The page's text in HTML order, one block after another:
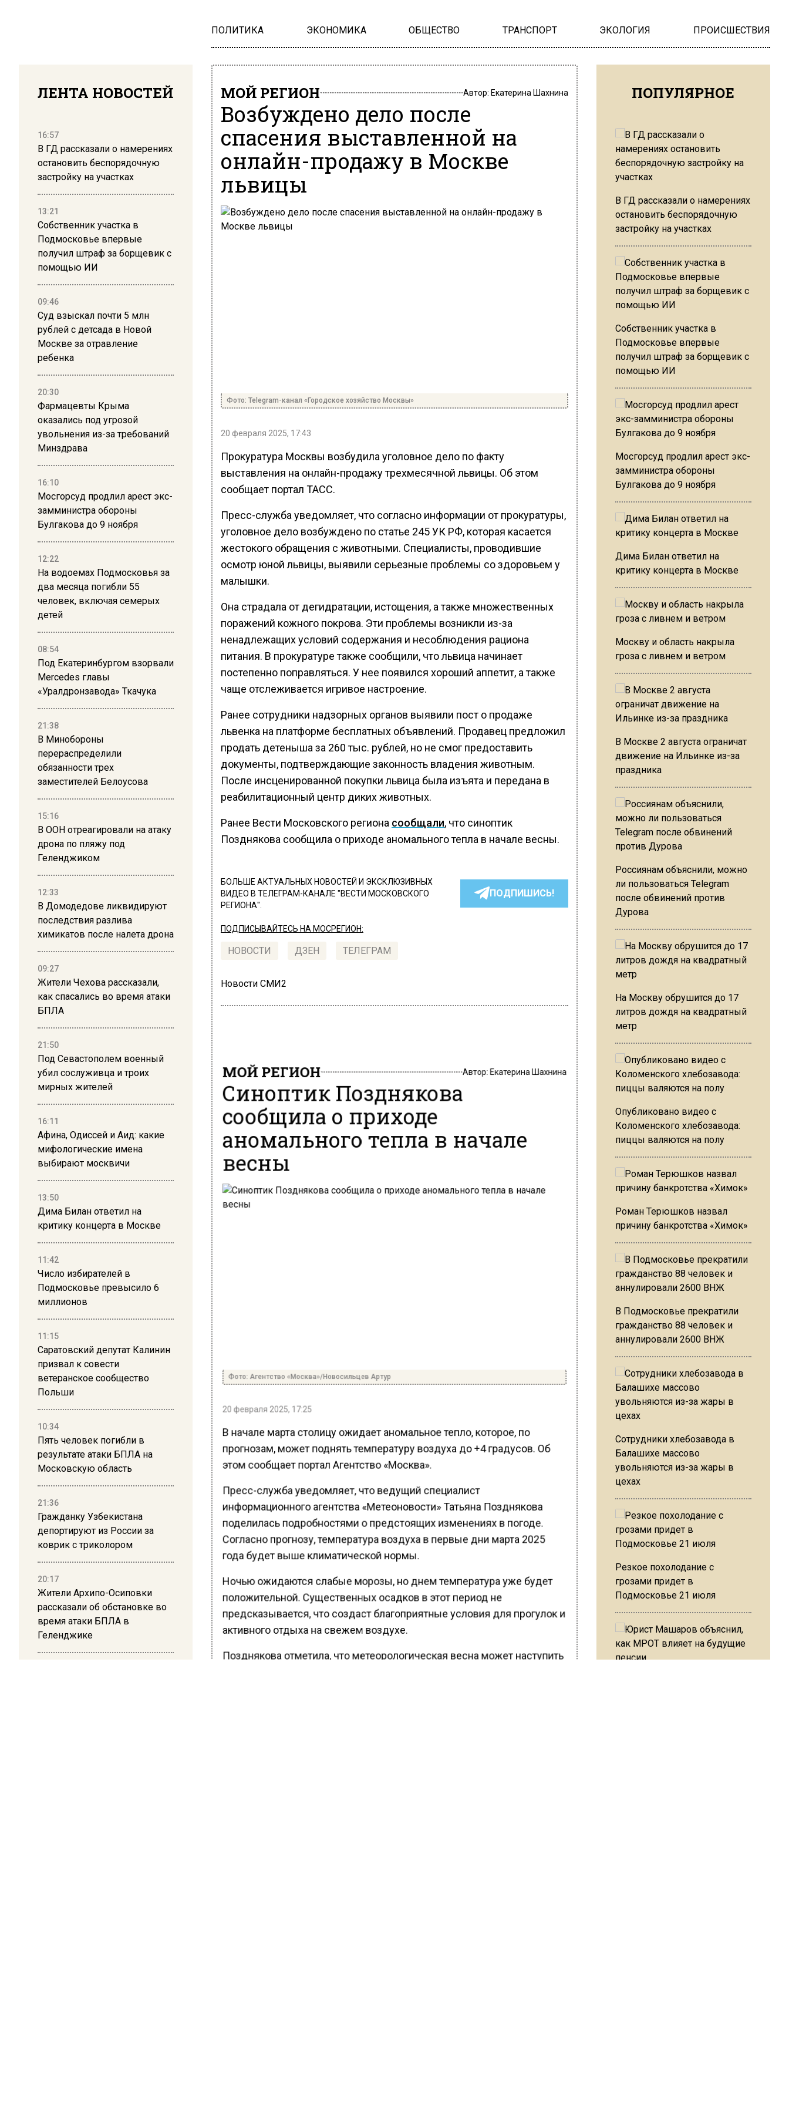
ПОЛИТИКА ЭКОНОМИКА ОБЩЕСТВО ТРАНСПОРТ ЭКОЛОГИЯ ПРОИСШЕСТВИЯ
ЛЕНТА НОВОСТЕЙ
16:57
В ГД рассказали о намерениях
остановить беспорядочную
застройку на участках
13:21
Собственник участка в
Подмосковье впервые
получил штраф за борщевик с
помощью ИИ
09:46
Суд взыскал почти 5 млн
рублей с детсада в Новой
Москве за отравление
ребенка
20:30
Фармацевты Крыма
оказались под угрозой
увольнения из-за требований
Минздрава
16:10
Мосгорсуд продлил арест экс-
замминистра обороны
Булгакова до 9 ноября
12:22
На водоемах Подмосковья за
два месяца погибли 55
человек, включая семерых
детей
08:54
Под Екатеринбургом взорвали
Mercedes главы
«Уралдронзавода» Ткачука
21:38
В Минобороны
перераспределили
обязанности трех
заместителей Белоусова
15:16
В ООН отреагировали на атаку
дрона по пляжу под
Геленджиком
12:33
В Домодедове ликвидируют
последствия разлива
химикатов после налета дрона
09:27
Жители Чехова рассказали,
как спасались во время атаки
БПЛА
21:50
Под Севастополем военный
убил сослуживца и троих
мирных жителей
16:11
Афина, Одиссей и Аид: какие
мифологические имена
выбирают москвичи
13:50
Дима Билан ответил на
критику концерта в Москве
11:42
Число избирателей в
Подмосковье превысило 6
миллионов
11:15
Саратовский депутат Калинин
призвал к совести
ветеранское сообщество
Польши
10:34
Пять человек погибли в
результате атаки БПЛА на
Московскую область
21:36
Гражданку Узбекистана
депортируют из России за
коврик с триколором
20:17
Жители Архипо-Осиповки
рассказали об обстановке во
время атаки БПЛА в
Геленджике
МОЙ РЕГИОН Автор: Екатерина Шахнина
Возбуждено дело после
спасения выставленной на
онлайн-продажу в Москве
львицы
Фото: Telegram-канал «Городское хозяйство Москвы»
20 февраля 2025, 17:43
Прокуратура Москвы возбудила уголовное дело по факту
выставления на онлайн-продажу трехмесячной львицы. Об этом
сообщает портал ТАСС.
Пресс-служба уведомляет, что согласно информации от прокуратуры,
уголовное дело возбуждено по статье 245 УК РФ, которая касается
жестокого обращения с животными. Специалисты, проводившие
осмотр юной львицы, выявили серьезные проблемы со здоровьем у
малышки.
Она страдала от дегидратации, истощения, а также множественных
поражений кожного покрова. Эти проблемы возникли из-за
ненадлежащих условий содержания и несоблюдения рациона
питания. В прокуратуре также сообщили, что львица начинает
постепенно поправляться. У нее появился хороший аппетит, а также
чаще отслеживается игривое настроение.
Ранее сотрудники надзорных органов выявили пост о продаже
львенка на платформе бесплатных объявлений. Продавец предложил
продать детеныша за 260 тыс. рублей, но не смог предоставить
документы, подтверждающие законность владения животным.
После инсценированной покупки львица была изъята и передана в
реабилитационный центр диких животных.
Ранее Вести Московского региона сообщали, что синоптик
Позднякова сообщила о приходе аномального тепла в начале весны.
БОЛЬШЕ АКТУАЛЬНЫХ НОВОСТЕЙ И ЭКСКЛЮЗИВНЫХ
ВИДЕО В ТЕЛЕГРАМ-КАНАЛЕ "ВЕСТИ МОСКОВСКОГО
РЕГИОНА".
ПОДПИШИСЬ!
ПОДПИСЫВАЙТЕСЬ НА МОСРЕГИОН:
НОВОСТИ ДЗЕН ТЕЛЕГРАМ
Новости СМИ2
МОЙ РЕГИОН Автор:Екатерина Шахнина
Синоптик Позднякова
сообщила о приходе
аномального тепла в начале
весны
Фото: Агентство «Москва»/Новосильцев Артур
20 февраля 2025, 17:25
В начале марта столицу ожидает аномальное тепло, которое, по
прогнозам, может поднять температуру воздуха до +4 градусов. Об
этом сообщает портал Агентство «Москва».
Пресс-служба уведомляет, что ведущий специалист
информационного агентства «Метеоновости» Татьяна Позднякова
поделилась подробностями о предстоящих изменениях в погоде.
Согласно прогнозу, температура воздуха в первые дни марта 2025
года будет выше климатической нормы.
Ночью ожидаются слабые морозы, но днем температура уже будет
положительной. Существенных осадков в этот период не
предсказывается, что создаст благоприятные условия для прогулок и
активного отдыха на свежем воздухе.
Позднякова отметила, что метеорологическая весна может наступить
ПОПУЛЯРНОЕ
В ГД рассказали о намерениях
остановить беспорядочную
застройку на участках
Собственник участка в
Подмосковье впервые
получил штраф за борщевик с
помощью ИИ
Мосгорсуд продлил арест экс-
замминистра обороны
Булгакова до 9 ноября
Дима Билан ответил на
критику концерта в Москве
Москву и область накрыла
гроза с ливнем и ветром
В Москве 2 августа ограничат
движение на Ильинке из-за
праздника
Россиянам объяснили, можно
ли пользоваться Telegram
после обвинений против
Дурова
На Москву обрушится до 17
литров дождя на квадратный
метр
Опубликовано видео с
Коломенского хлебозавода:
пиццы валяются на полу
Роман Терюшков назвал
причину банкротства «Химок»
В Подмосковье прекратили
гражданство 88 человек и
аннулировали 2600 ВНЖ
Сотрудники хлебозавода в
Балашихе массово
увольняются из-за жары в
цехах
Резкое похолодание с
грозами придет в
Подмосковье 21 июля